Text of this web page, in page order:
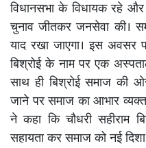
विधानसभा के विधायक रहे
चुनाव जीतकर जनसेवा की।
याद रखा जाएगा। इस अवसर
बिश्रोई के नाम पर एक
साथ ही बिश्रोई समाज की
जाने पर समाज का आभार व्यक्त
ने कहा कि चौधरी सहीराम
सहायता कर समाज को नई